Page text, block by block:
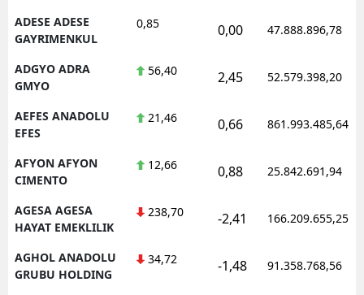
ADESE ADESE
GAYRIMENKUL
0,85 0,00 47.888.896,78
ADGYO ADRA
GMYO
56,40 2,45 52.579.398,20
AEFES ANADOLU
EFES
21,46 0,66 861.993.485,64
AFYON AFYON
CIMENTO
12,66 0,88 25.842.691,94
AGESA AGESA
HAYAT EMEKLILIK
238,70 -2,41 166.209.655,25
AGHOL ANADOLU
GRUBU HOLDING
34,72 -1,48 91.358.768,56